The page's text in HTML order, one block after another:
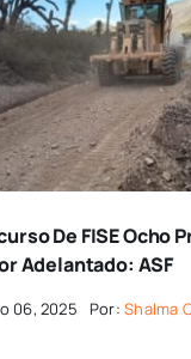
De FISE Ocho
Adelantado: ASF
06, 2025 Por:Shalma